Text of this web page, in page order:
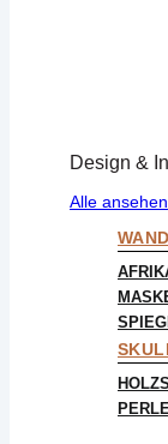
Design &
Alle ansehen